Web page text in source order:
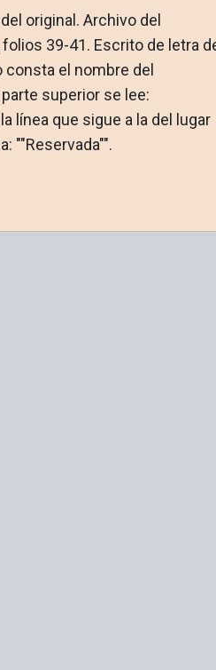
original. Archivo del
folios 39-41. Escrito de letra
el nombre del
superior se lee:
línea que sigue a la del lugar
""Re­servada"".